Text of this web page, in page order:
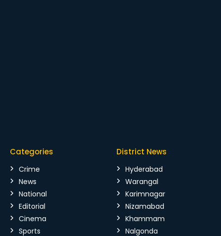
Categories
Crime
News
National
Editorial
Cinema
Sports
District News
Hyderabad
Warangal
Karimnagar
Nizamabad
Khammam
Nalgonda